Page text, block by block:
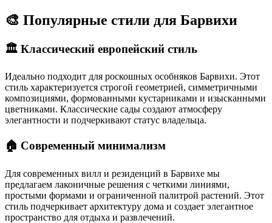
🎨 Популярные стили для Барвихи
🏛️ Классический европейский стиль
Идеально подходит для роскошных особняков Барвихи. Этот
стиль характеризуется строгой геометрией, симметричными
композициями, формованными кустарниками и изысканными
цветниками. Классические сады создают атмосферу
элегантности и подчеркивают статус владельца.
🏠 Современный минимализм
Для современных вилл и резиденций в Барвихе мы
предлагаем лаконичные решения с четкими линиями,
простыми формами и ограниченной палитрой растений. Этот
стиль подчеркивает архитектуру дома и создает элегантное
пространство для отдыха и развлечений.